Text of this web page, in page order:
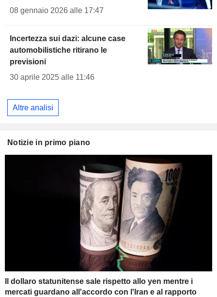
08 gennaio 2026 alle 17:47
Incertezza sui dazi: alcune case
automobilistiche ritirano le
previsioni
30 aprile 2025 alle 11:46
Altre analisi
Notizie in primo piano
Il dollaro statunitense sale rispetto allo yen mentre i
mercati guardano all'accordo con l'Iran e al rapporto